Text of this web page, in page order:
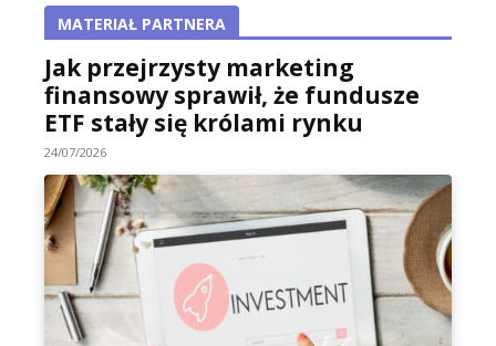
MATERIAŁ PARTNERA
Jak przejrzysty marketing
finansowy sprawił, że fundusze
ETF stały się królami rynku
24/07/2026